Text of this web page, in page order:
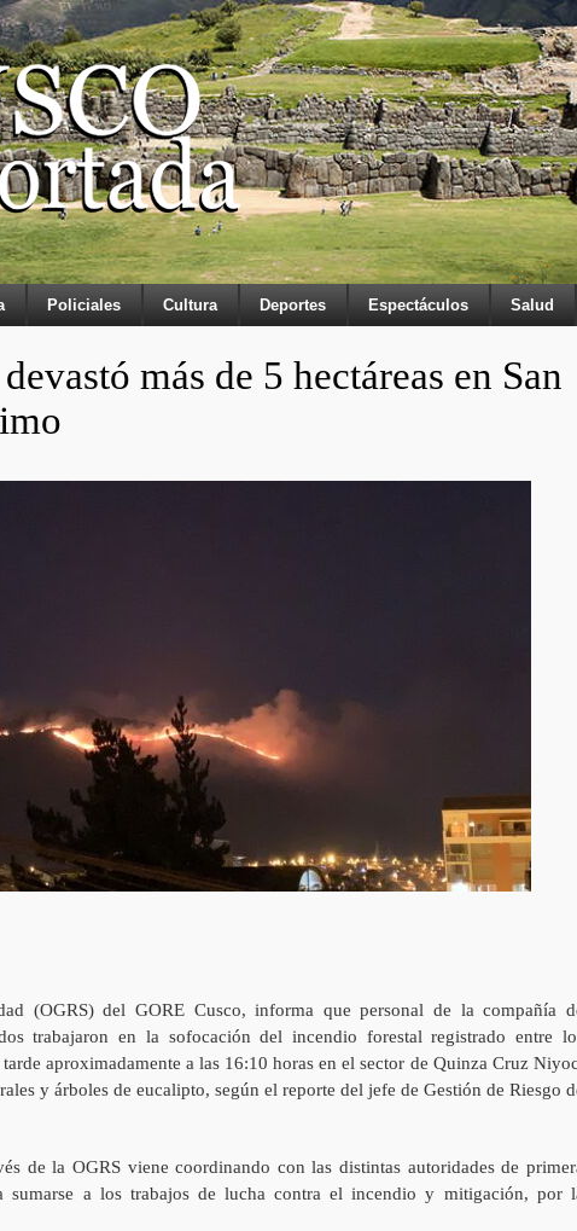
Policiales Cultura Deportes Espectáculos Salud
más de 5 hectáreas en San
(OGRS) del GORE Cusco, informa que personal de la compañía
trabajaron en la sofocación del incendio forestal registrado entre
aproximadamente a las 16:10 horas en el sector de Quinza Cruz
y árboles de eucalipto, según el reporte del jefe de Gestión de Riesgo
de la OGRS viene coordinando con las distintas autoridades de
sumarse a los trabajos de lucha contra el incendio y mitigación, por